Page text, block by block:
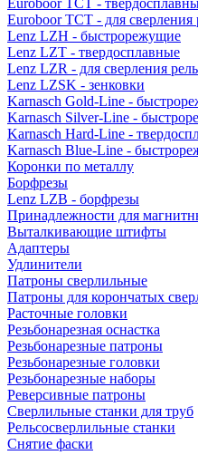
Euroboor TCT -
Euroboor TCT - для сверления
Lenz LZH - быстрорежущие
Lenz LZT - твердосплавные
Lenz LZR - для сверления
Lenz LZSK - зенковки
Karnasch Gold-Line -
Karnasch Silver-Line -
Karnasch Hard-Line -
Karnasch Blue-Line -
Коронки по металлу
Борфрезы
Lenz LZB - борфрезы
Принадлежности для
Выталкивающие штифты
Адаптеры
Удлинители
Патроны сверлильные
Патроны для корончатых
Расточные головки
Резьбонарезная оснастка
Резьбонарезные патроны
Резьбонарезные головки
Резьбонарезные наборы
Реверсивные патроны
Сверлильные станки для труб
Рельсосверлильные станки
Снятие фаски